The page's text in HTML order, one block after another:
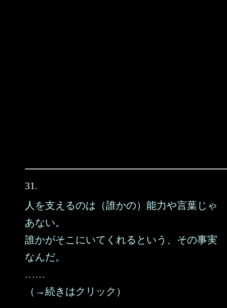
31.
人を支えるのは（誰かの）能力や言葉じゃ
あない。
誰かがそこにいてくれるという、その事実
なんだ。
……
（→続きはクリック）